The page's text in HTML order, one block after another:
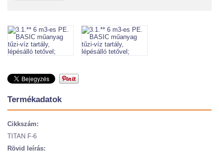
Termékadatok
Cikkszám:
TITAN F-6
Rövid leírás: